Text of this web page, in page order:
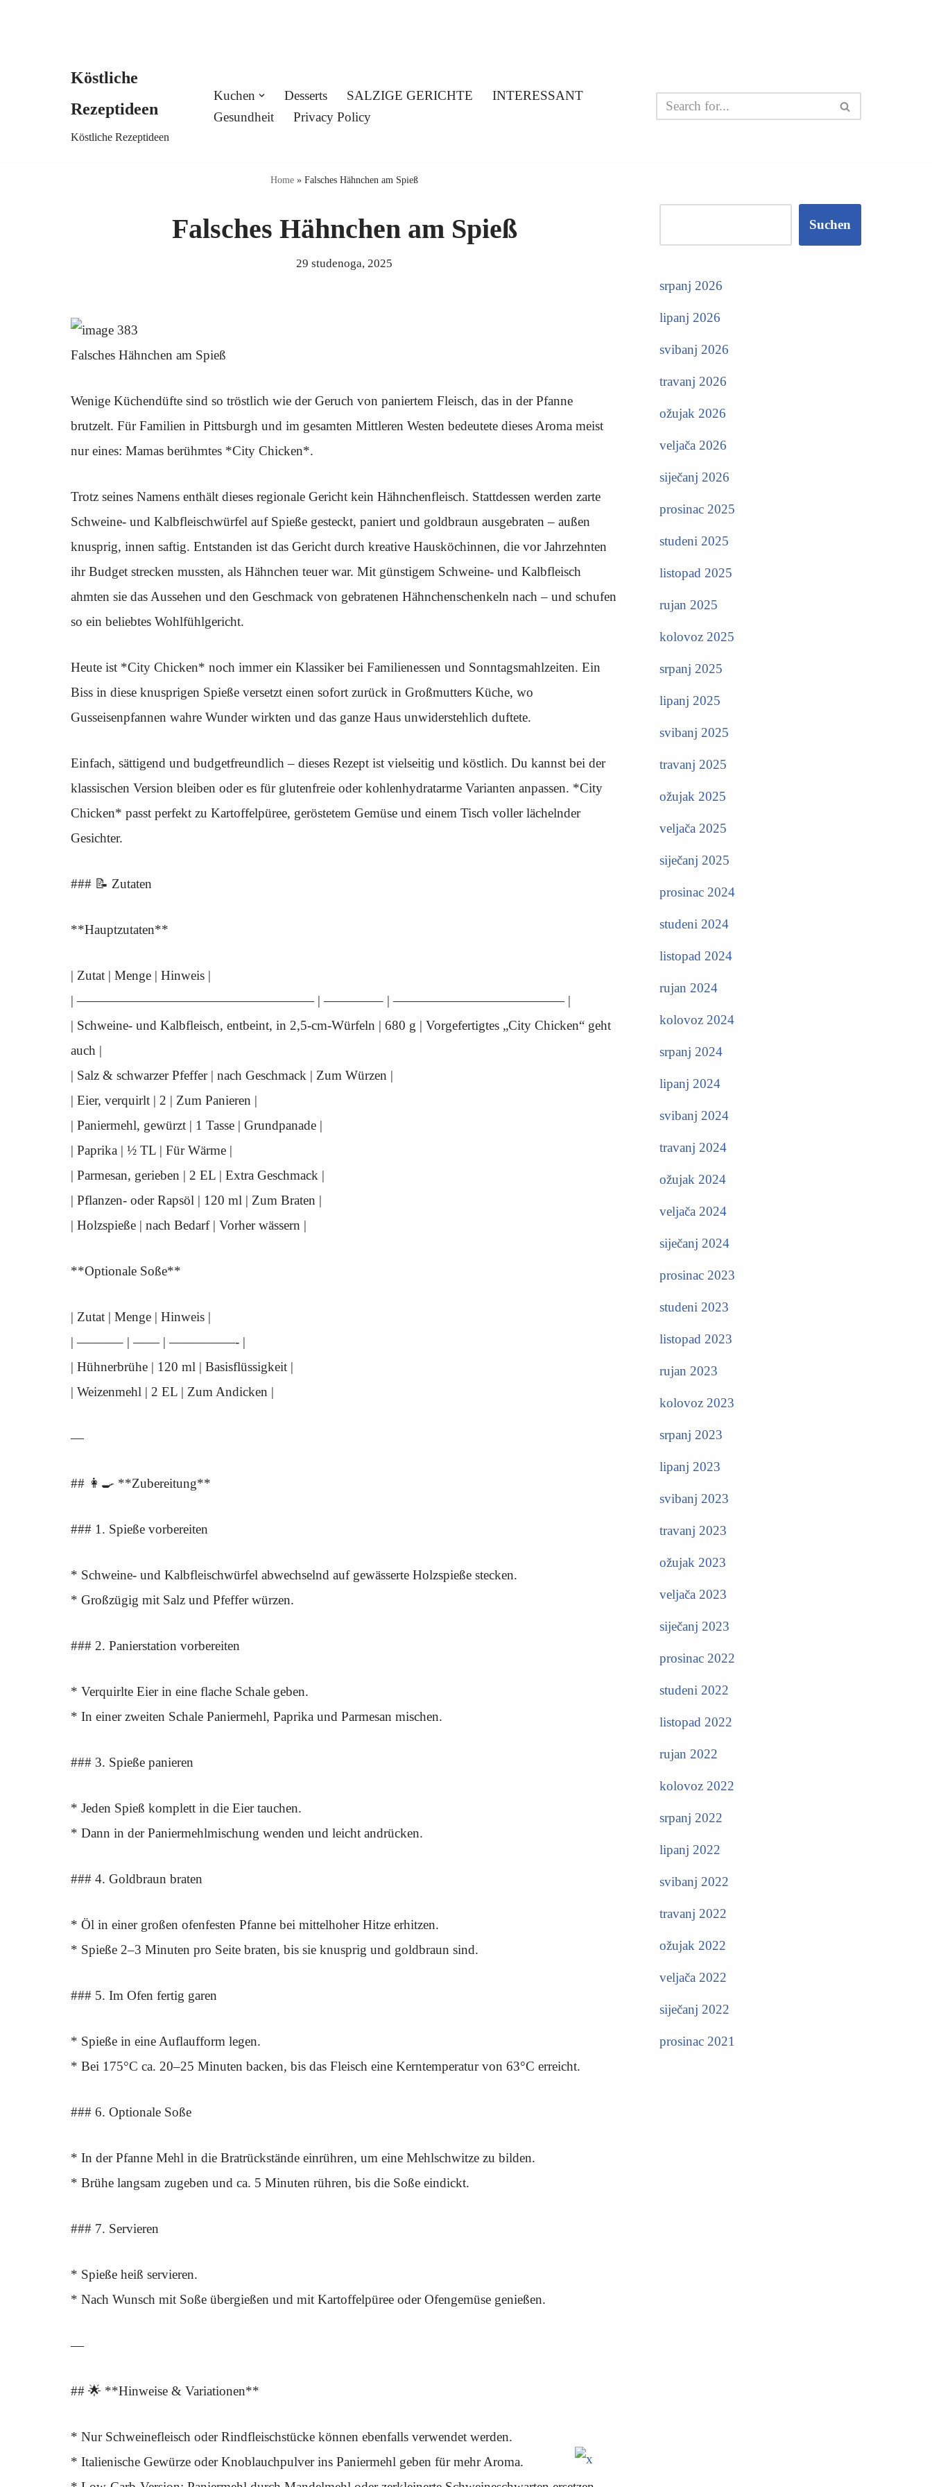
Köstliche
Rezeptideen
Köstliche Rezeptideen
Kuchen Desserts SALZIGE GERICHTE
INTERESSANT
Gesundheit
Privacy Policy
Home » Falsches Hähnchen am Spieß
Falsches Hähnchen am Spieß
29 studenoga, 2025
Falsches Hähnchen am Spieß
Wenige Küchendüfte sind so tröstlich wie der Geruch von paniertem Fleisch, das in der Pfanne
brutzelt. Für Familien in Pittsburgh und im gesamten Mittleren Westen bedeutete dieses Aroma meist
nur eines: Mamas berühmtes *City Chicken*.
Trotz seines Namens enthält dieses regionale Gericht kein Hähnchenfleisch. Stattdessen werden zarte
Schweine- und Kalbfleischwürfel auf Spieße gesteckt, paniert und goldbraun ausgebraten – außen
knusprig, innen saftig. Entstanden ist das Gericht durch kreative Hausköchinnen, die vor Jahrzehnten
ihr Budget strecken mussten, als Hähnchen teuer war. Mit günstigem Schweine- und Kalbfleisch
ahmten sie das Aussehen und den Geschmack von gebratenen Hähnchenschenkeln nach – und schufen
so ein beliebtes Wohlfühlgericht.
Heute ist *City Chicken* noch immer ein Klassiker bei Familienessen und Sonntagsmahlzeiten. Ein
Biss in diese knusprigen Spieße versetzt einen sofort zurück in Großmutters Küche, wo
Gusseisenpfannen wahre Wunder wirkten und das ganze Haus unwiderstehlich duftete.
Einfach, sättigend und budgetfreundlich – dieses Rezept ist vielseitig und köstlich. Du kannst bei der
klassischen Version bleiben oder es für glutenfreie oder kohlenhydratarme Varianten anpassen. *City
Chicken* passt perfekt zu Kartoffelpüree, geröstetem Gemüse und einem Tisch voller lächelnder
Gesichter.
### 📝 Zutaten
**Hauptzutaten**
| Zutat | Menge | Hinweis |
| —————————————————— | ————– | ————————————— |
| Schweine- und Kalbfleisch, entbeint, in 2,5-cm-Würfeln | 680 g | Vorgefertigtes „City Chicken“ geht
auch |
| Salz & schwarzer Pfeffer | nach Geschmack | Zum Würzen |
| Eier, verquirlt | 2 | Zum Panieren |
| Paniermehl, gewürzt | 1 Tasse | Grundpanade |
| Paprika | ½ TL | Für Wärme |
| Parmesan, gerieben | 2 EL | Extra Geschmack |
| Pflanzen- oder Rapsöl | 120 ml | Zum Braten |
| Holzspieße | nach Bedarf | Vorher wässern |
**Optionale Soße**
| Zutat | Menge | Hinweis |
| ———– | —— | —————- |
| Hühnerbrühe | 120 ml | Basisflüssigkeit |
| Weizenmehl | 2 EL | Zum Andicken |
—
## 👩‍🍳 **Zubereitung**
### 1. Spieße vorbereiten
* Schweine- und Kalbfleischwürfel abwechselnd auf gewässerte Holzspieße stecken.
* Großzügig mit Salz und Pfeffer würzen.
### 2. Panierstation vorbereiten
* Verquirlte Eier in eine flache Schale geben.
* In einer zweiten Schale Paniermehl, Paprika und Parmesan mischen.
### 3. Spieße panieren
* Jeden Spieß komplett in die Eier tauchen.
* Dann in der Paniermehlmischung wenden und leicht andrücken.
### 4. Goldbraun braten
* Öl in einer großen ofenfesten Pfanne bei mittelhoher Hitze erhitzen.
* Spieße 2–3 Minuten pro Seite braten, bis sie knusprig und goldbraun sind.
### 5. Im Ofen fertig garen
* Spieße in eine Auflaufform legen.
* Bei 175°C ca. 20–25 Minuten backen, bis das Fleisch eine Kerntemperatur von 63°C erreicht.
### 6. Optionale Soße
* In der Pfanne Mehl in die Bratrückstände einrühren, um eine Mehlschwitze zu bilden.
* Brühe langsam zugeben und ca. 5 Minuten rühren, bis die Soße eindickt.
### 7. Servieren
* Spieße heiß servieren.
* Nach Wunsch mit Soße übergießen und mit Kartoffelpüree oder Ofengemüse genießen.
—
## 🌟 **Hinweise & Variationen**
* Nur Schweinefleisch oder Rindfleischstücke können ebenfalls verwendet werden.
* Italienische Gewürze oder Knoblauchpulver ins Paniermehl geben für mehr Aroma.
Suchen
srpanj 2026
lipanj 2026
svibanj 2026
travanj 2026
ožujak 2026
veljača 2026
siječanj 2026
prosinac 2025
studeni 2025
listopad 2025
rujan 2025
kolovoz 2025
srpanj 2025
lipanj 2025
svibanj 2025
travanj 2025
ožujak 2025
veljača 2025
siječanj 2025
prosinac 2024
studeni 2024
listopad 2024
rujan 2024
kolovoz 2024
srpanj 2024
lipanj 2024
svibanj 2024
travanj 2024
ožujak 2024
veljača 2024
siječanj 2024
prosinac 2023
studeni 2023
listopad 2023
rujan 2023
kolovoz 2023
srpanj 2023
lipanj 2023
svibanj 2023
travanj 2023
ožujak 2023
veljača 2023
siječanj 2023
prosinac 2022
studeni 2022
listopad 2022
rujan 2022
kolovoz 2022
srpanj 2022
lipanj 2022
svibanj 2022
travanj 2022
ožujak 2022
veljača 2022
siječanj 2022
prosinac 2021